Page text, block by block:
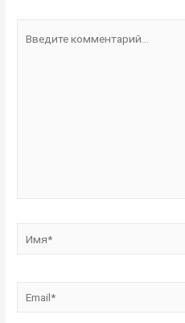
комментарий...